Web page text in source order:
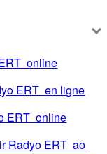
online
ERT  en ligne
ERT  online
Radyo ERT  ao